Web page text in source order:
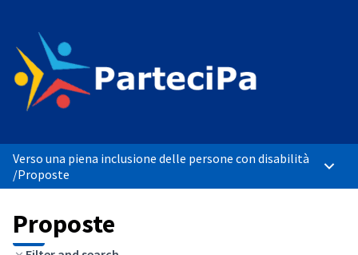
Verso una piena inclusione delle persone con disabilità
/Proposte
Proposte